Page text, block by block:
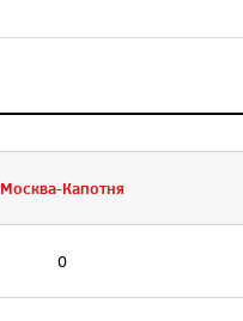
Москва-Капотня
0